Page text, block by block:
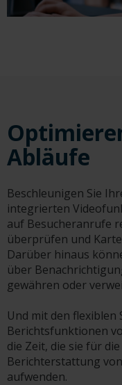
Abläufe
Beschleunigen Sie
integrierten
auf Besucheranrufe
überprüfen und
Darüber hinaus
über
gewähren oder
Und mit den flexiblen
Berichtsfunktionen
die Zeit, die sie für
Berichterstattung
aufwenden.